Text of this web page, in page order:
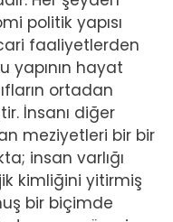
politik yapısı
faaliyetlerden
yapının hayat
ortadan
İnsanı diğer
meziyetleri bir bir
insan varlığı
kimliğini yitirmiş
bir biçimde